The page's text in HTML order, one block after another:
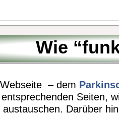
von
ehrenamtlich um
Wie
– dem
Seiten,
Darüber